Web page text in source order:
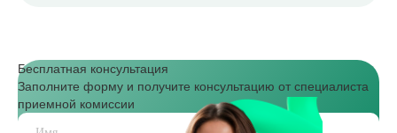
Бесплатная консультация
Заполните форму и получите консультацию от специалиста
приемной комиссии